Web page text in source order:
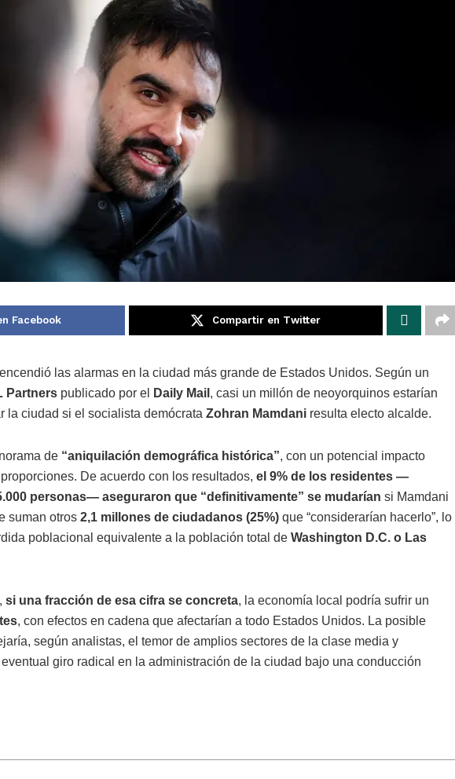
Facebook Compartir en Twitter
las alarmas en la ciudad más grande de Estados Unidos. Según un
Partners publicado por el Daily Mail , casi un millón de neoyorquinos estarían
la ciudad si el socialista demócrata Zohran Mamdani resulta electo alcalde.
de “aniquilación demográfica histórica”, con un potencial impacto
De acuerdo con los resultados, el 9% de los residentes —
personas— aseguraron que “definitivamente” se mudarían si Mamdani
suman otros 2,1 millones de ciudadanos (25%) que “considerarían hacerlo”, lo
poblacional equivalente a la población total de Washington D.C. o Las
si una fracción de esa cifra se concreta, la economía local podría sufrir un
, con efectos en cadena que afectarían a todo Estados Unidos. La posible
según analistas, el temor de amplios sectores de la clase media y
giro radical en la administración de la ciudad bajo una conducción